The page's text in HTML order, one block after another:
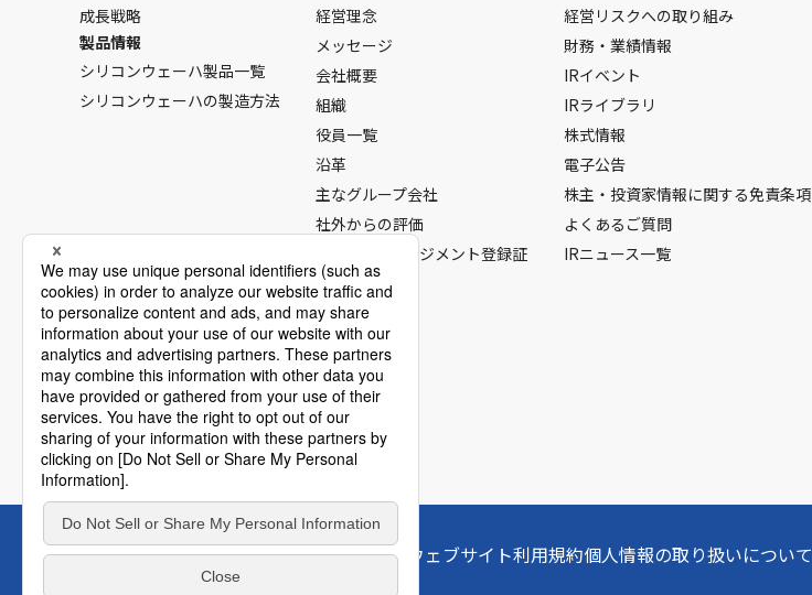
成長戦略
製品情報
シリコンウェーハ製品一覧
シリコンウェーハの製造方法
経営理念
メッセージ
会社概要
組織
役員一覧
沿革
主なグループ会社
社外からの評価
ISO / IATF マネジメント登録証
経営リスクへの取り組み
財務・業績情報
IRイベント
IRライブラリ
株式情報
電子公告
株主・投資家情報に関する免責条項
よくあるご質問
IRニュース一覧
お問い合わせ ウェブサイト利用規約個人情報の取り扱いについて